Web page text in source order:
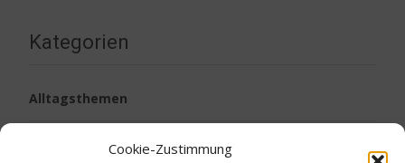
Cookie-Zustimmung
Kategorien
Alltagsthemen